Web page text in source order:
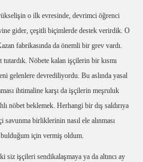
o ilk evresinde, devrimci öğrenci
gider, çeşitli biçimlerde destek verirdik. O
fabrikasında da önemli bir grev vardı.
Nöbete kalan işçilerin bir kısmı
gelenlere devrediliyordu. Bu aslında yasal
ihtimaline karşı da işçilerin meşruluk
nöbet beklemek. Herhangi bir dış saldırıya
birliklerinin nasıl ele alınması
bulduğum için vermiş oldum.
siz işçileri sendikalaşmaya ya da altıncı ay